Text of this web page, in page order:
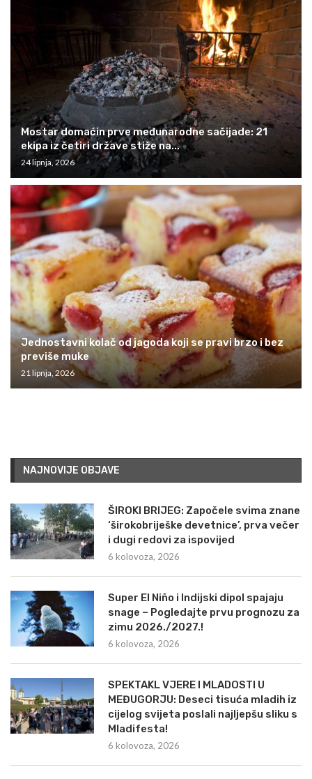
Mostar domaćin prve međunarodne sačijade: 21
ekipa iz četiri države stiže na...
24 lipnja, 2026
Jednostavni kolač od jagoda koji se pravi brzo i bez
previše muke
21 lipnja, 2026
NAJNOVIJE OBJAVE
ŠIROKI BRIJEG: Započele svima znane
‘širokobriješke devetnice’, prva večer
i dugi redovi za ispovijed
6 kolovoza, 2026
Super El Niño i Indijski dipol spajaju
snage – Pogledajte prvu prognozu za
zimu 2026./2027.!
6 kolovoza, 2026
SPEKTAKL VJERE I MLADOSTI U
MEĐUGORJU: Deseci tisuća mladih iz
cijelog svijeta poslali najljepšu sliku s
Mladifesta!
6 kolovoza, 2026